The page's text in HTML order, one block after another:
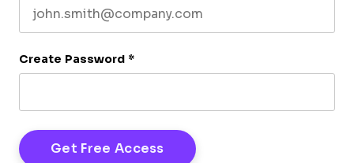
Create Password *